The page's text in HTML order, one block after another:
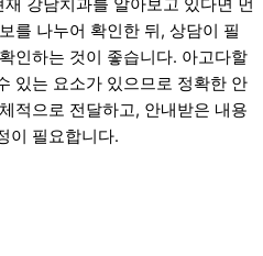
강남치과를 알아보고 있다면 먼
를 나누어 확인한 뒤, 상담이 필
인하는 것이 좋습니다. 아고다할
있는 요소가 있으므로 정확한 안
적으로 전달하고, 안내받은 내용
이 필요합니다.